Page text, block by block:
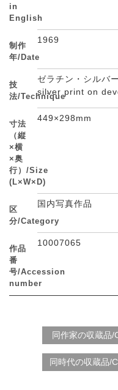
in
English
制作
年/Date
1969
技
法/Technique
ゼラチン・シル
silver print on
寸法
（縦
×横
×奥
行）/Size
(L×W×D)
449×298mm
区
分/Category
国内写真作品
作品
番
号/Accession
number
10007065